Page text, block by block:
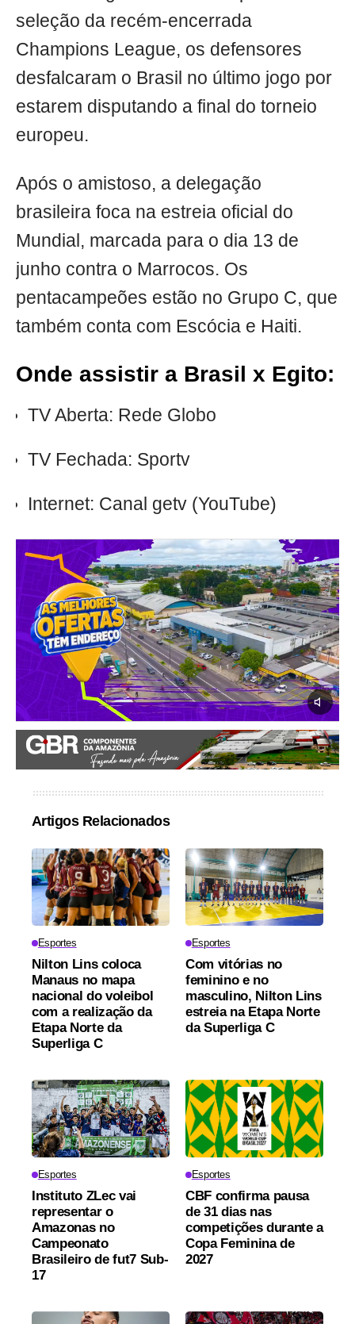
seleção da recém-encerrada
Champions League, os defensores
desfalcaram o Brasil no último jogo por
estarem disputando a final do torneio
europeu.
Após o amistoso, a delegação
brasileira foca na estreia oficial do
Mundial, marcada para o dia 13 de
junho contra o Marrocos. Os
pentacampeões estão no Grupo C, que
também conta com Escócia e Haiti.
Onde assistir a Brasil x Egito:
TV Aberta: Rede Globo
TV Fechada: Sportv
Internet: Canal getv (YouTube)
Artigos Relacionados
Esportes
Nilton Lins coloca
Manaus no mapa
nacional do voleibol
com a realização da
Etapa Norte da
Superliga C
Esportes
Com vitórias no
feminino e no
masculino, Nilton Lins
estreia na Etapa Norte
da Superliga C
Esportes
Instituto ZLec vai
representar o
Amazonas no
Campeonato
Brasileiro de fut7 Sub-
17
Esportes
CBF confirma pausa
de 31 dias nas
competições durante a
Copa Feminina de
2027